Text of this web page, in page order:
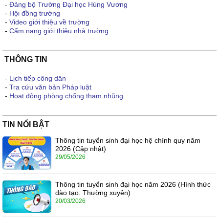
- Đảng bộ Trường Đại học Hùng Vương
- Hội đồng trường
- Video giới thiệu về trường
- Cẩm nang giới thiệu nhà trường
THÔNG TIN
- Lịch tiếp công dân
- Tra cứu văn bản Pháp luật
- Hoạt động phòng chống tham nhũng.
TIN NỔI BẬT
Thông tin tuyển sinh đại học hệ chính quy năm
2026 (Cập nhật)
29/05/2026
Thông tin tuyển sinh đại học năm 2026 (Hình thức
đào tạo: Thường xuyên)
20/03/2026